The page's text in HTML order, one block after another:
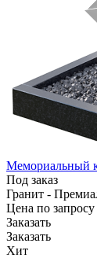
Мемориальный
Под заказ
Гранит -
Цена по запросу
Заказать
Заказать
Хит